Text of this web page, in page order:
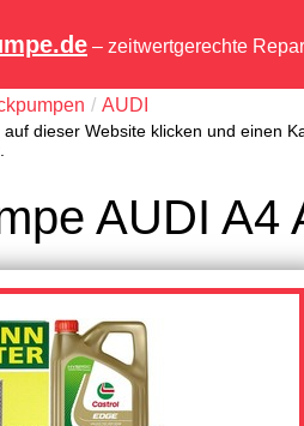
– zeitwertgerechte
AUDI
dieser Website klicken und einen
AUDI A4